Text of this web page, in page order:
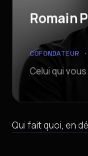
RomainP
Celui qui
Qui fait quoi, en